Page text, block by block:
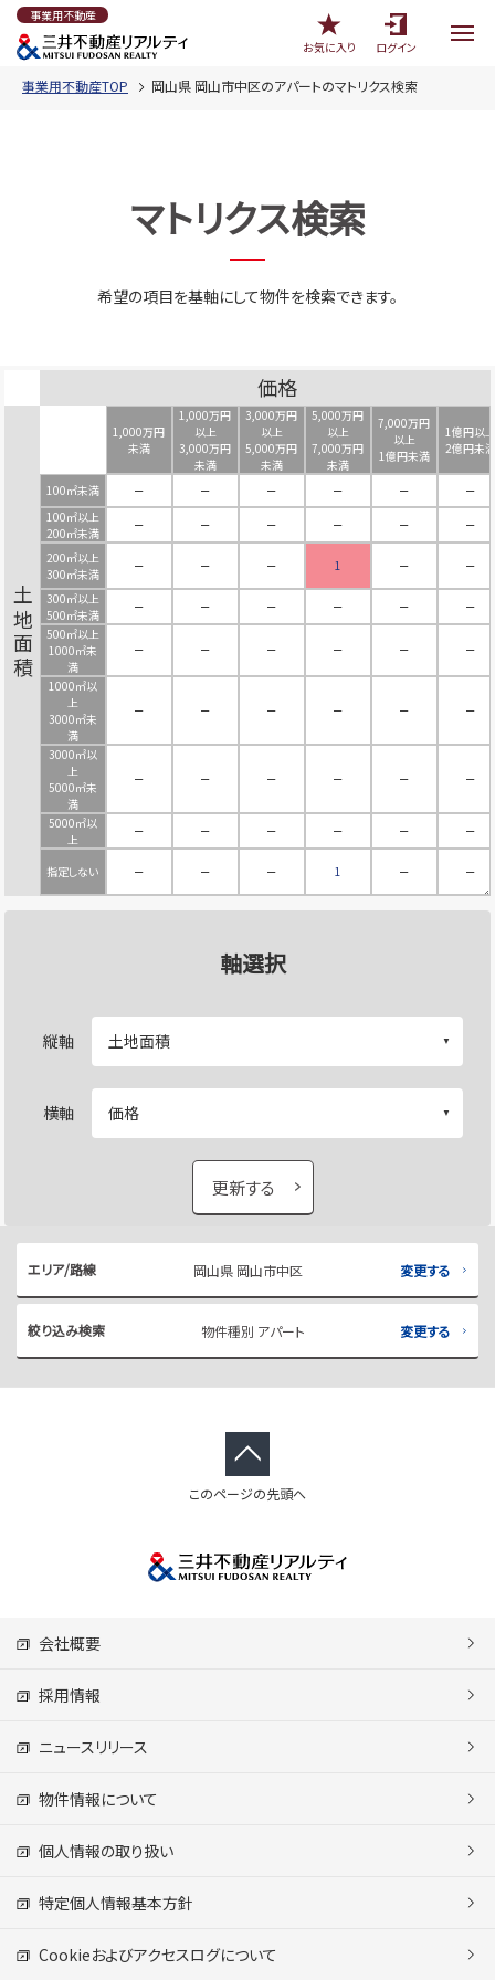
事業用不動産
お気に入り
ログイン
事業用不動産TOP 岡山県 岡山市中区のアパートのマトリクス検索
マトリクス検索
希望の項目を基軸にして物件を検索できます。
価格
土地面積
1,000万円
未満
1,000万円
以上
3,000万円
未満
3,000万円
以上
5,000万円
未満
5,000万円
以上
7,000万円
未満
7,000万円
以上
1億円未満
1億円以上
2億円未満
100㎡未満 － － － － －
－
100㎡以上
200㎡未満
－ － － － －
－
200㎡以上
300㎡未満
－ － － 1 －
－
300㎡以上
500㎡未満
－ － － － －
－
500㎡以上
1000㎡未
満
－ － － － － －
1000㎡以
上
3000㎡未
満
－ － － － － －
3000㎡以
上
5000㎡未
満
－ － － － － －
5000㎡以
上
－ － － － － －
指定しない － － － 1 － －
軸選択
縦軸
横軸
更新する
エリア/路線 岡山県 岡山市中区 変更する
絞り込み検索 物件種別 アパート 変更する
このページの先頭へ
会社概要
採用情報
ニュースリリース
物件情報について
個人情報の取り扱い
特定個人情報基本方針
Cookieおよびアクセスログについて